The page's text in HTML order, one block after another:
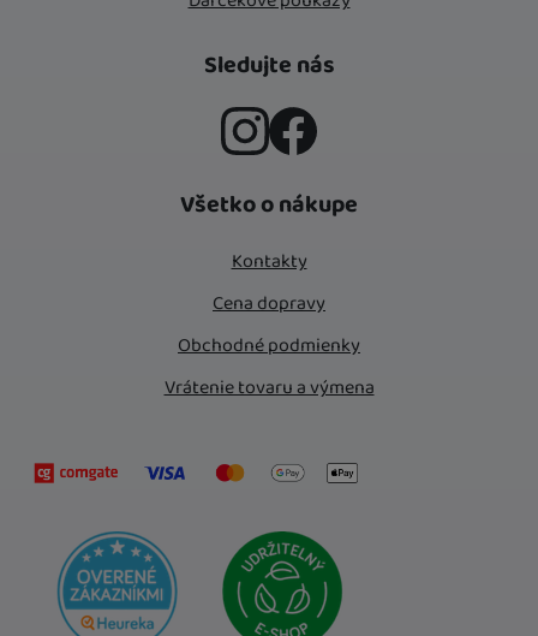
Sledujte nás
Všetko o nákupe
Kontakty
Cena dopravy
Obchodné podmienky
Vrátenie tovaru a výmena